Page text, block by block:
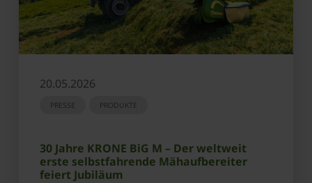
20.05.2026
PRESSE PRODUKTE
30 Jahre KRONE BiG M – Der weltweit
erste selbstfahrende Mähaufbereiter
feiert Jubiläum